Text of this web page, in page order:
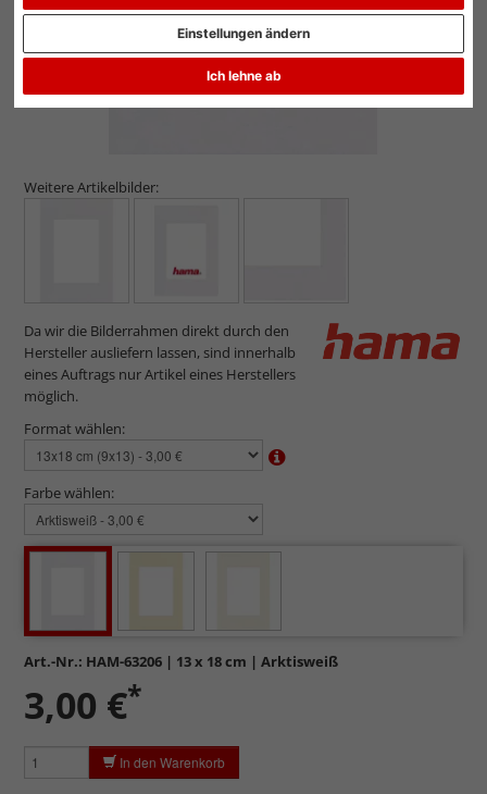
Ich lehne ab
Einstellungen ändern
Weitere Artikelbilder:
Da wir die Bilderrahmen direkt durch den
Hersteller ausliefern lassen, sind innerhalb
eines Auftrags nur Artikel eines Herstellers
möglich.
Format wählen:
Farbe wählen:
Art.-Nr.: HAM-63206 | 13 x 18 cm | Arktisweiß
3,00 €*
In den Warenkorb